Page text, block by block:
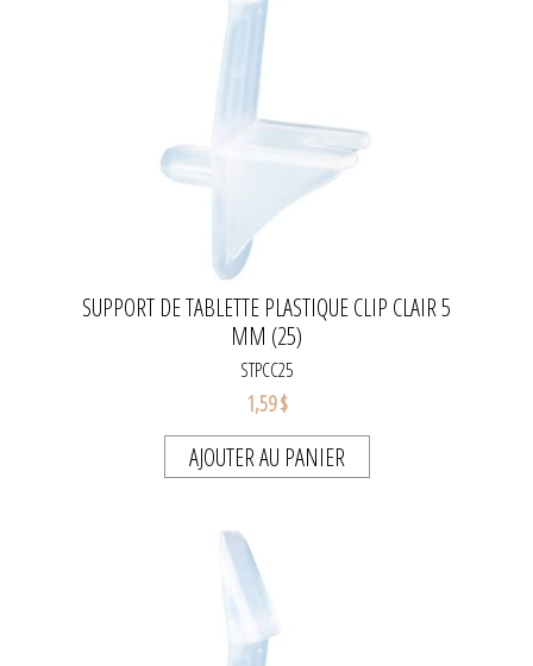
SUPPORT DE TABLETTE PLASTIQUE CLIP CLAIR 5
MM (25)
STPCC25
1,59 $
AJOUTER AU PANIER